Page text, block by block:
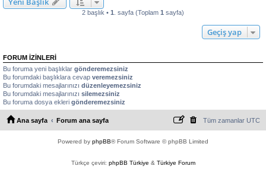
2 başlık • 1 . sayfa (Toplam 1 sayfa)
Geçiş yap
FORUM IZINLERI
Bu foruma yeni başlıklar gönderemezsiniz
Bu forumdaki başlıklara cevap veremezsiniz
Bu forumdaki mesajlarınızı düzenleyemezsiniz
Bu forumdaki mesajlarınızı silemezsiniz
Bu foruma dosya ekleri gönderemezsiniz
Ana sayfa Forum ana sayfa Tüm zamanlar UTC
Powered by phpBB® Forum Software © phpBB Limited
Türkçe çeviri: phpBB Türkiye & Türkiye Forum